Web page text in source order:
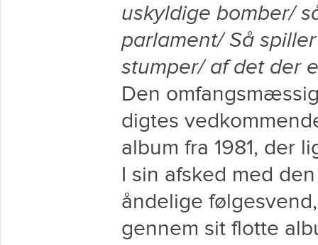
uskyldige bomber/
parlament/ Så
stumper/ af det der
Den
digtes
album fra 1981, der
I sin afsked med
åndelige
gennem sit flotte